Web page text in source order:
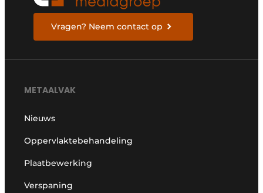
Vragen? Neem contact op
METAALVAK
Nieuws
Oppervlaktebehandeling
Plaatbewerking
Verspaning